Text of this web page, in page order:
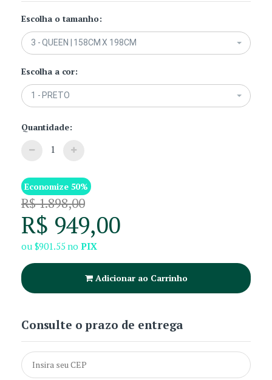
Escolha o tamanho:
3 - QUEEN | 158CM X 198CM
Escolha a cor:
1 - PRETO
Quantidade:
1
Economize 50%
R$ 1.898,00
R$ 949,00
ou $901.55 noPIX
Adicionar ao Carrinho
Consulte o prazo de entrega